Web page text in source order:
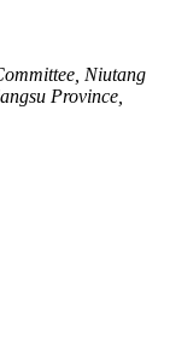
Niutang
Province,